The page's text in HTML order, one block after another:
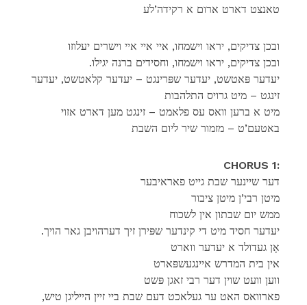
טאנצט דארט ארום א רקידה’לע
ובכן צדיקים, יראו וישמחו, איי איי איי וישרים יעלוזו
.ובכן צדיקים, יראו וישמחו, וחסידים ברנה יגילו
יעדער פּאטשט, יעדער שפּרינגט – יעדער קלאטשט, יעדער
זינגט – מיט גרויס התלהבות
מיט א ברען וואס עס פלאמט – זינגט מען דארט אזוי
באטעם’ט – מזמור שיר ליום השבת
CHORUS 1:
דער שיינער שבת גייט פאראיבער
מיטן רבי’ן מיטן ציבור
ממש יום שבתון אין לשכוח
.יעדער חסיד מיט די קינדער שפּירן זיך דערהויבן גאר הויך
אָן געדולד א יעדער ווארט
אין בית המדרש איינגעשפּארט
ווען וועט שוין דער רבי זאגן פּשט
פארוואס האט ער געלאכט דעם שבת ביי זיין הייליגן טיש,